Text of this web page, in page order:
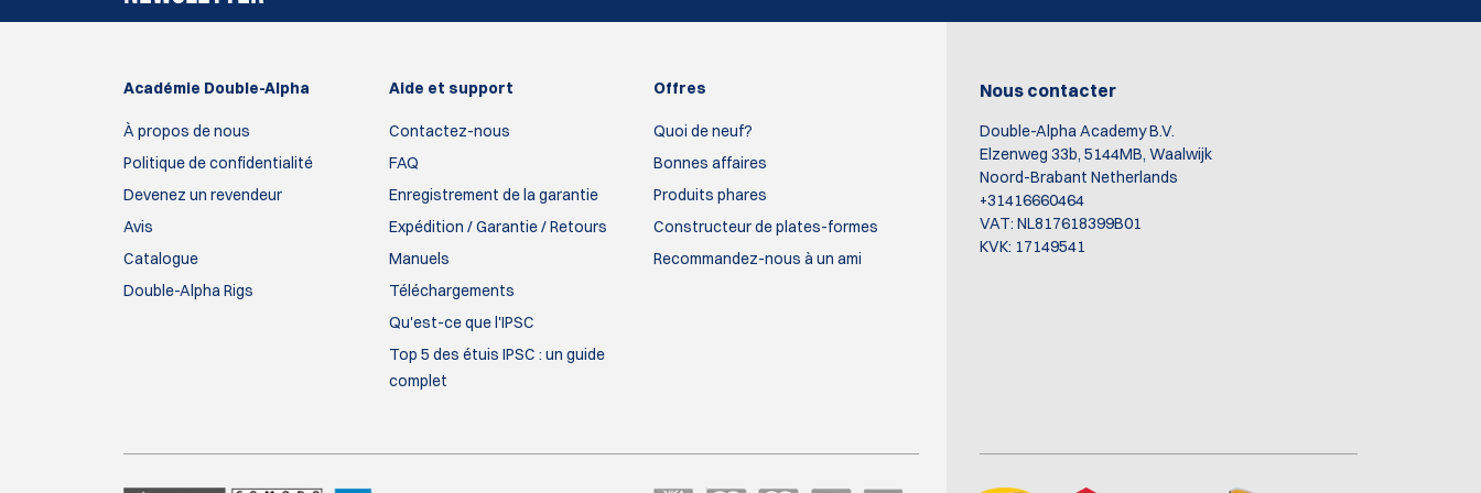
Académie Double-Alpha
À propos de nous
Politique de confidentialité
Devenez un revendeur
Avis
Catalogue
Double-Alpha Rigs
Aide et support
Contactez-nous
FAQ
Enregistrement de la garantie
Expédition / Garantie / Retours
Manuels
Téléchargements
Qu'est-ce que l'IPSC
Top 5 des étuis IPSC : un guide
complet
Offres
Quoi de neuf?
Bonnes affaires
Produits phares
Constructeur de plates-formes
Recommandez-nous à un ami
Nous contacter
Double-Alpha Academy B.V.
Elzenweg 33b, 5144MB, Waalwijk
Noord-Brabant Netherlands
+31416660464
VAT: NL817618399B01
KVK: 17149541